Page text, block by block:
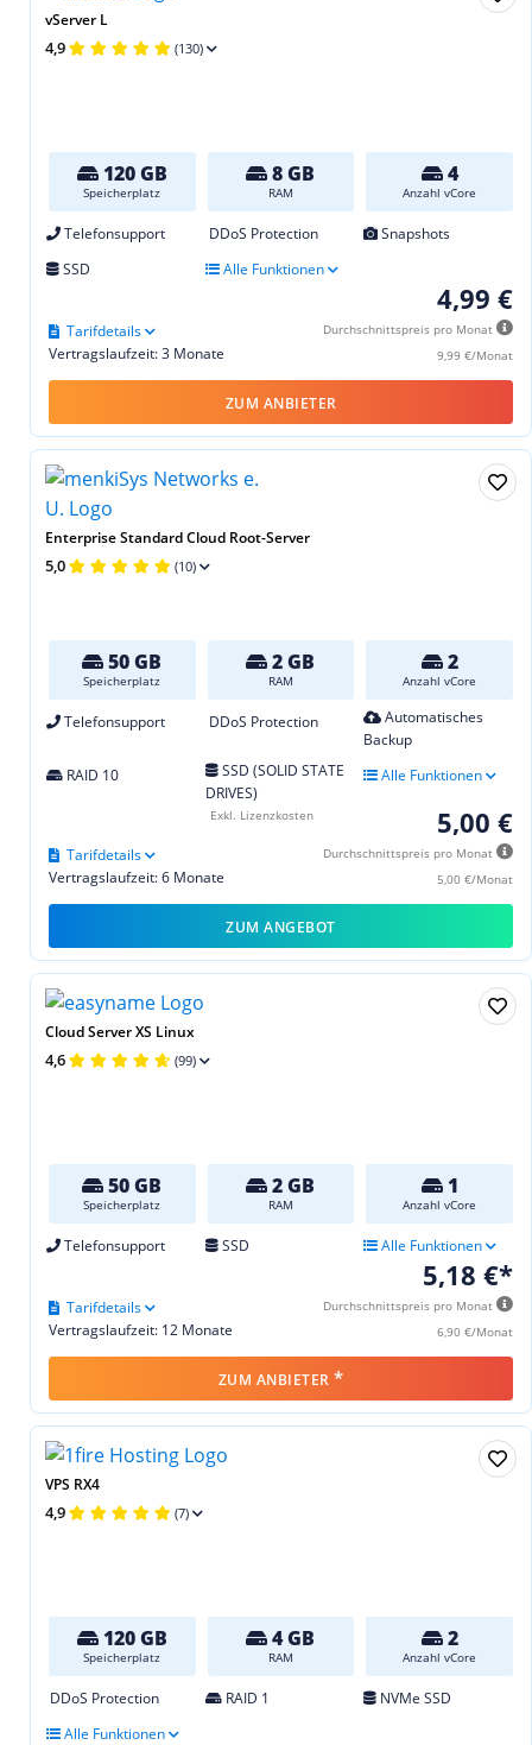
vServer L
4,9 (130)
120 GB
Speicherplatz
8 GB
RAM
4
Anzahl vCore
Telefonsupport DDoS Protection
Snapshots
SSD
Alle Funktionen
4,99 €
Durchschnittspreis pro Monat
9,99 €/Monat
Vertragslaufzeit: 3 Monate
Tarifdetails
ZUM ANBIETER
Enterprise Standard Cloud Root-Server
5,0 (10)
50 GB
Speicherplatz
2 GB
RAM
2
Anzahl vCore
Telefonsupport DDoS Protection
Automatisches
Backup
RAID 10
SSD (SOLID STATE
DRIVES)
Alle Funktionen
5,00 €
Durchschnittspreis pro Monat
5,00 €/Monat
Vertragslaufzeit: 6 Monate
Tarifdetails
Exkl. Lizenzkosten
ZUM ANGEBOT
Cloud Server XS Linux
4,6 (99)
50 GB
Speicherplatz
2 GB
RAM
1
Anzahl vCore
Telefonsupport SSD Alle Funktionen
5,18 €*
Durchschnittspreis pro Monat
6,90 €/Monat
Vertragslaufzeit: 12 Monate
Tarifdetails
ZUM ANBIETER *
VPS RX4
4,9 (7)
120 GB
Speicherplatz
4 GB
RAM
2
Anzahl vCore
DDoS Protection RAID 1
NVMe SSD
Alle Funktionen